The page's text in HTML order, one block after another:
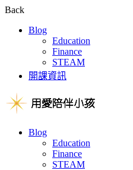
Back
Blog
Education
Finance
STEAM
開課資訊
Blog
Education
Finance
STEAM